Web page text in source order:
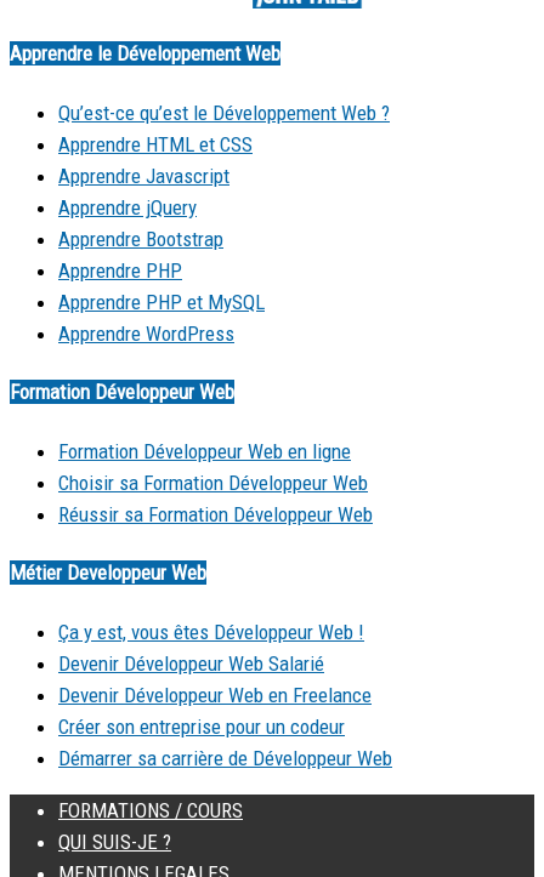
Apprendre le Développement Web
Qu’est-ce qu’est le Développement Web ?
Apprendre HTML et CSS
Apprendre Javascript
Apprendre jQuery
Apprendre Bootstrap
Apprendre PHP
Apprendre PHP et MySQL
Apprendre WordPress
Formation Développeur Web
Formation Développeur Web en ligne
Choisir sa Formation Développeur Web
Réussir sa Formation Développeur Web
Métier Developpeur Web
Ça y est, vous êtes Développeur Web !
Devenir Développeur Web Salarié
Devenir Développeur Web en Freelance
Créer son entreprise pour un codeur
Démarrer sa carrière de Développeur Web
FORMATIONS / COURS
QUI SUIS-JE ?